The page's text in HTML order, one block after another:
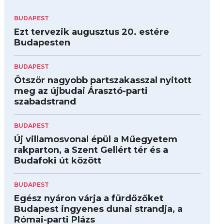
BUDAPEST
Ezt tervezik augusztus 20. estére
Budapesten
BUDAPEST
Ötször nagyobb partszakasszal nyitott
meg az újbudai Árasztó-parti
szabadstrand
BUDAPEST
Új villamosvonal épül a Műegyetem
rakparton, a Szent Gellért tér és a
Budafoki út között
BUDAPEST
Egész nyáron várja a fürdőzőket
Budapest ingyenes dunai strandja, a
Római-parti Plázs